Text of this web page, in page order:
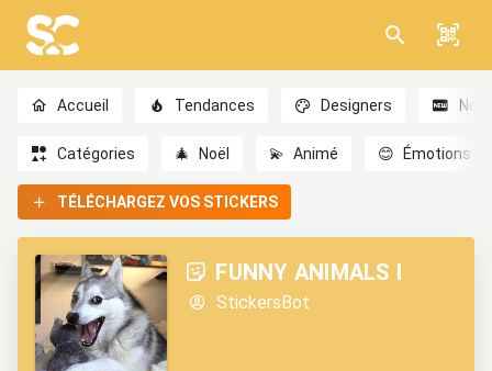
Accueil Tendances Designers
Catégories 🎄 Noël 💫 Animé 😊 Émotions
TÉLÉCHARGEZ VOS STICKERS
FUNNY ANIMALS I
StickersBot